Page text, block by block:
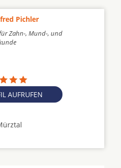
Pichler
Zahn-, Mund-, und
AUFRUFEN